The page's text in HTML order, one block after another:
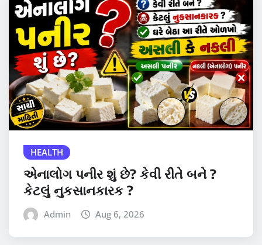
HEALTH
એનાલોગ પનીર શું છે? કેવી રીતે બને ?
કેટલું નુકસાનકારક ?
Admin Aug 6, 2026